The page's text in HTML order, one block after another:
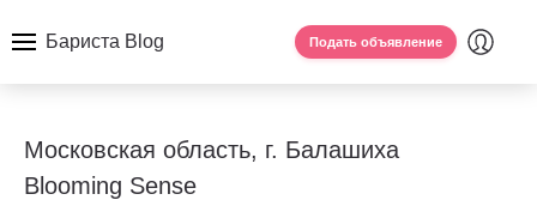
Бариста Blog Подать объявление
Московская область, г. Балашиха
Blooming Sense